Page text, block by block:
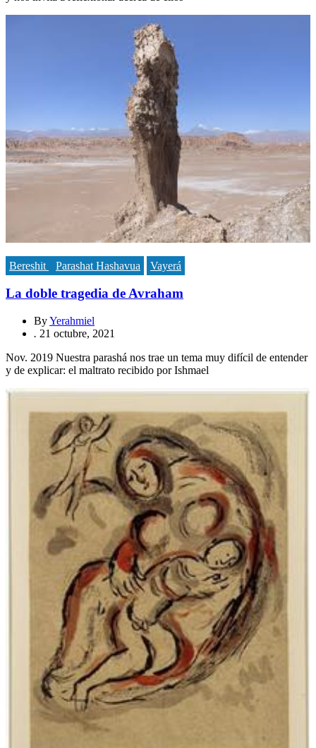
Bereshit Parashat Hashavua Vayerá
La doble tragedia de Avraham
ByYerahmiel
. 21 octubre, 2021
Nov. 2019 Nuestra parashá nos trae un tema muy difícil de entender
y de explicar: el maltrato recibido por Ishmael